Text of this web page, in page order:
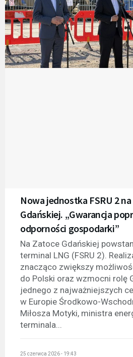
Nowa jednostka FSRU 2
Gdańskiej. „Gwarancja
odporności gospodarki”
Na Zatoce Gdańskiej
terminal LNG (FSRU 2).
znacząco zwiększy
do Polski oraz wzmocni rolę
jednego z najważniejszych
w Europie Środkowo-
Miłosza Motyki, ministra
terminala...
25 czerwca 2026 - 19:43